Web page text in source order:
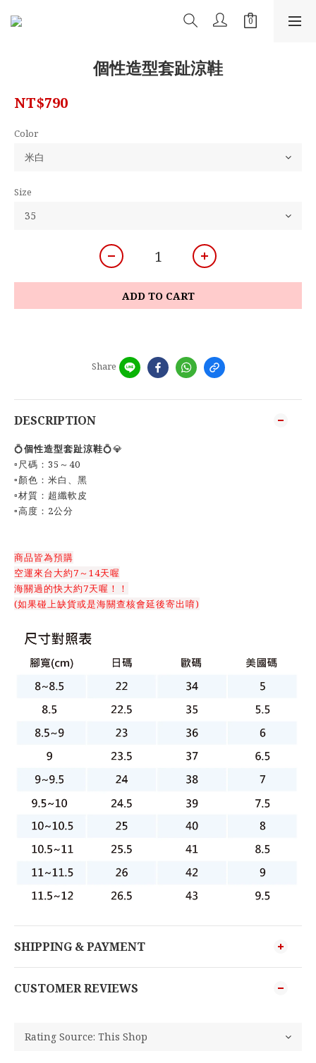
個性造型套趾涼鞋
NT$790
Color
Size
ADD TO CART
Share
DESCRIPTION
💍個性造型套趾涼鞋💍💎
▫️尺碼：35～40
▫️顏色：米白、黑
▫️材質：超纖軟皮
▫️高度：2公分
商品皆為預購
空運來台大約7～14天喔
海關過的快大約7天喔！！
(如果碰上缺貨或是海關查核會延後寄出唷)
SHIPPING & PAYMENT
CUSTOMER REVIEWS